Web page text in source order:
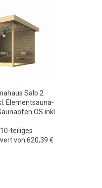
Salo 2
Elementsauna-
OS inkl.
teiliges
von 620,39 €